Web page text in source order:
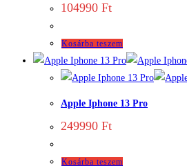
104990 Ft
Kosárba teszem
Apple Iphone 13 Pro
249990 Ft
Kosárba teszem